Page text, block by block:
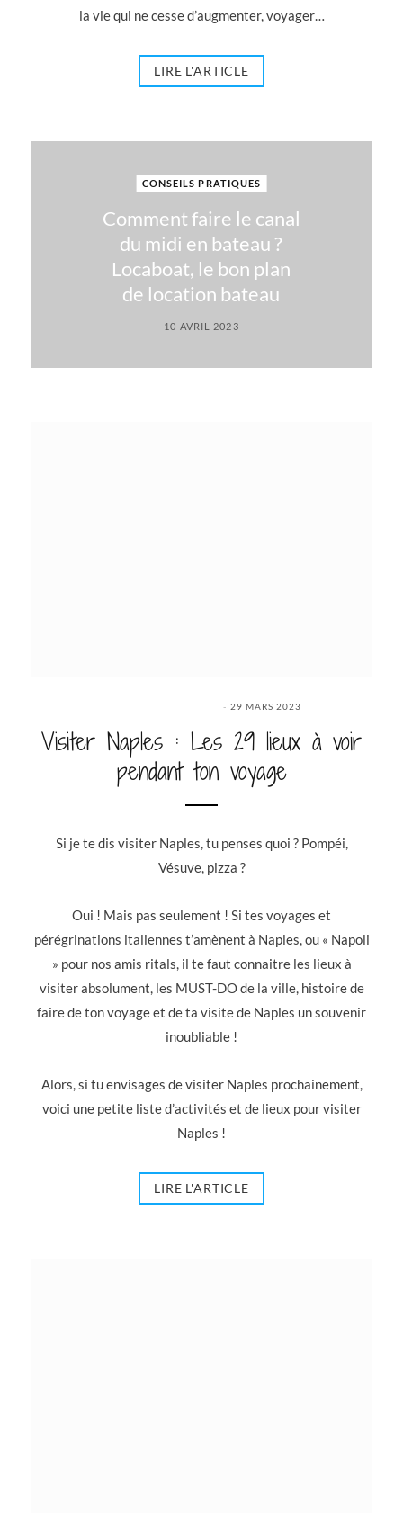
la vie qui ne cesse d’augmenter, voyager…
LIRE L'ARTICLE
CONSEILS PRATIQUES
Comment faire le canal
du midi en bateau ?
Locaboat, le bon plan
de location bateau
10 AVRIL 2023
29 MARS 2023
Visiter Naples : Les 29 lieux à voir
pendant ton voyage
Si je te dis visiter Naples, tu penses quoi ? Pompéi,
Vésuve, pizza ?
Oui ! Mais pas seulement ! Si tes voyages et
pérégrinations italiennes t’amènent à Naples, ou « Napoli
» pour nos amis ritals, il te faut connaitre les lieux à
visiter absolument, les MUST-DO de la ville, histoire de
faire de ton voyage et de ta visite de Naples un souvenir
inoubliable !
Alors, si tu envisages de visiter Naples prochainement,
voici une petite liste d’activités et de lieux pour visiter
Naples !
LIRE L'ARTICLE